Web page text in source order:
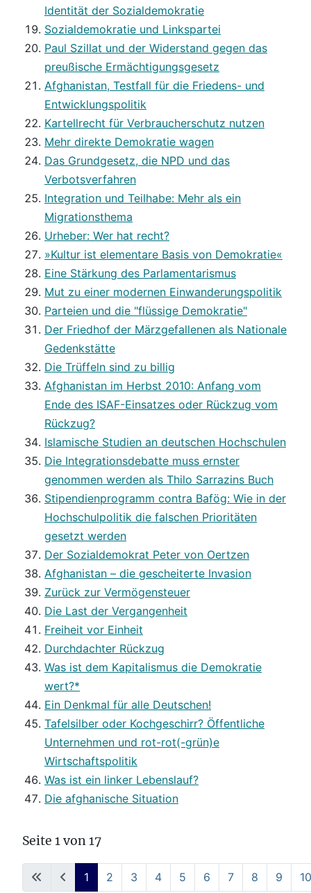
Identität der Sozialdemokratie
Sozialdemokratie und Linkspartei
Paul Szillat und der Widerstand gegen das
preußische Ermächtigungsgesetz
Afghanistan, Testfall für die Friedens- und
Entwicklungspolitik
Kartellrecht für Verbraucherschutz nutzen
Mehr direkte Demokratie wagen
Das Grundgesetz, die NPD und das
Verbotsverfahren
Integration und Teilhabe: Mehr als ein
Migrationsthema
Urheber: Wer hat recht?
»Kultur ist elementare Basis von Demokratie«
Eine Stärkung des Parlamentarismus
Mut zu einer modernen Einwanderungspolitik
Parteien und die "flüssige Demokratie"
Der Friedhof der Märzgefallenen als Nationale
Gedenkstätte
Die Trüffeln sind zu billig
Afghanistan im Herbst 2010: Anfang vom
Ende des ISAF-Einsatzes oder Rückzug vom
Rückzug?
Islamische Studien an deutschen Hochschulen
Die Integrationsdebatte muss ernster
genommen werden als Thilo Sarrazins Buch
Stipendienprogramm contra Bafög: Wie in der
Hochschulpolitik die falschen Prioritäten
gesetzt werden
Der Sozialdemokrat Peter von Oertzen
Afghanistan – die gescheiterte Invasion
Zurück zur Vermögensteuer
Die Last der Vergangenheit
Freiheit vor Einheit
Durchdachter Rückzug
Was ist dem Kapitalismus die Demokratie
wert?*
Ein Denkmal für alle Deutschen!
Tafelsilber oder Kochgeschirr? Öffentliche
Unternehmen und rot-rot(-grün)e
Wirtschaftspolitik
Was ist ein linker Lebenslauf?
Die afghanische Situation
Seite 1 von 17
1 2 3 4 5 6 7 8 9 10